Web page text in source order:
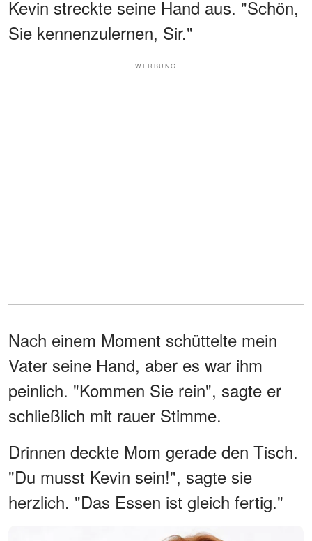
Kevin streckte seine Hand aus. "Schön,
Sie kennenzulernen, Sir."
WERBUNG
Nach einem Moment schüttelte mein
Vater seine Hand, aber es war ihm
peinlich. "Kommen Sie rein", sagte er
schließlich mit rauer Stimme.
Drinnen deckte Mom gerade den Tisch.
"Du musst Kevin sein!", sagte sie
herzlich. "Das Essen ist gleich fertig."